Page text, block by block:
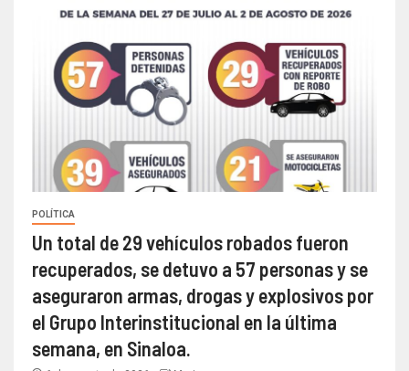
POLÍTICA
Un total de 29 vehículos robados fueron
recuperados, se detuvo a 57 personas y se
aseguraron armas, drogas y explosivos por
el Grupo Interinstitucional en la última
semana, en Sinaloa.